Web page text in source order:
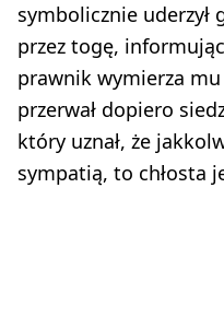
symbolicznie
przez togę,
prawnik wymierza mu
przerwał dopiero
który uznał, że
sympatią, to chłosta